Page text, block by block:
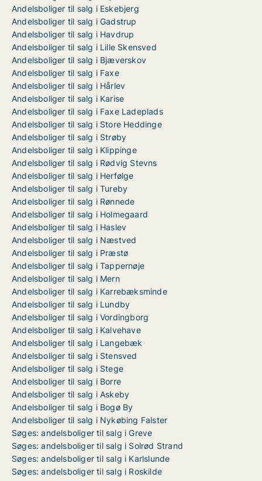
Andelsboliger til salg i Eskebjerg
Andelsboliger til salg i Gadstrup
Andelsboliger til salg i Havdrup
Andelsboliger til salg i Lille Skensved
Andelsboliger til salg i Bjæverskov
Andelsboliger til salg i Faxe
Andelsboliger til salg i Hårlev
Andelsboliger til salg i Karise
Andelsboliger til salg i Faxe Ladeplads
Andelsboliger til salg i Store Heddinge
Andelsboliger til salg i Strøby
Andelsboliger til salg i Klippinge
Andelsboliger til salg i Rødvig Stevns
Andelsboliger til salg i Herfølge
Andelsboliger til salg i Tureby
Andelsboliger til salg i Rønnede
Andelsboliger til salg i Holmegaard
Andelsboliger til salg i Haslev
Andelsboliger til salg i Næstved
Andelsboliger til salg i Præstø
Andelsboliger til salg i Tappernøje
Andelsboliger til salg i Mern
Andelsboliger til salg i Karrebæksminde
Andelsboliger til salg i Lundby
Andelsboliger til salg i Vordingborg
Andelsboliger til salg i Kalvehave
Andelsboliger til salg i Langebæk
Andelsboliger til salg i Stensved
Andelsboliger til salg i Stege
Andelsboliger til salg i Borre
Andelsboliger til salg i Askeby
Andelsboliger til salg i Bogø By
Andelsboliger til salg i Nykøbing Falster
Søges: andelsboliger til salg i Greve
Søges: andelsboliger til salg i Solrød Strand
Søges: andelsboliger til salg i Karlslunde
Søges: andelsboliger til salg i Roskilde